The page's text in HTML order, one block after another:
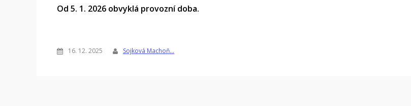
Od 5. 1. 2026 obvyklá provozní doba.
16. 12. 2025 Sojková Machoň…